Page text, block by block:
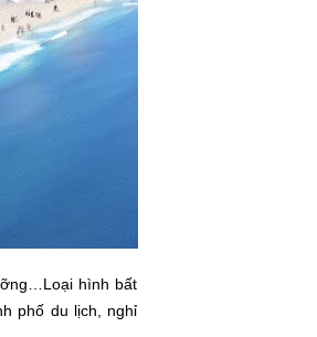
hình bất
phố du lịch, nghỉ